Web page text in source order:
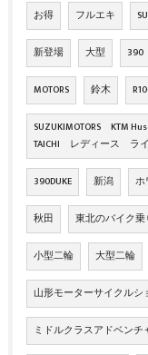
お得 フルエキ
新登場 大型 390
MOTORS 鈴木
SUZUKIMOTORS KTM
TAICHI レディース ラ
390DUKE 新潟 ホ
秋田 東北のバイク乗
小型二輪 大型二輪
山形モーターサイクルシ
ミドルクラスアドベンチ